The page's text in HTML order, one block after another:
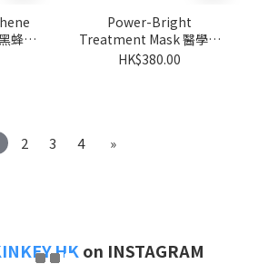
蜂巢
Power-Bright
Treatment Mask 醫學級
亮白鎖水面膜 5pc/box
HK$380.00
2 3 4 »
on INSTAGRAM